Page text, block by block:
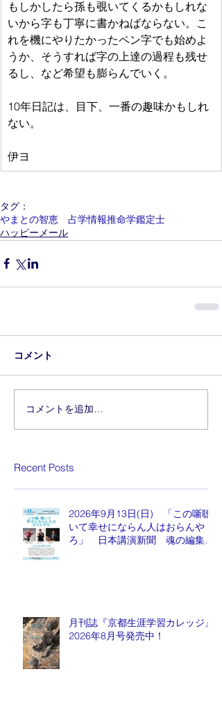
もしかしたら孫も覗いてくるかもしれな
いから字も丁寧に書かねばならない。こ
れを機にやりたかったペン字でも始めよ
うか、そうすれば字の上達の過程も残せ
るし、など希望も膨らんでいく。
10年日記は、目下、一番の趣味かもしれ
ない。
伊ヨ
タグ：
やまとの智恵 占学情報推命学鑑定士
ハッピーメール
コメント
コメントを追加…
Recent Posts
2026年9月13日(日) 「この噺聴
いて幸せにならん人はおらんや
ろ」 日本講演新聞 魂の編集
月刊誌『京都生涯学習カレッジ』
2026年8月号発売中！